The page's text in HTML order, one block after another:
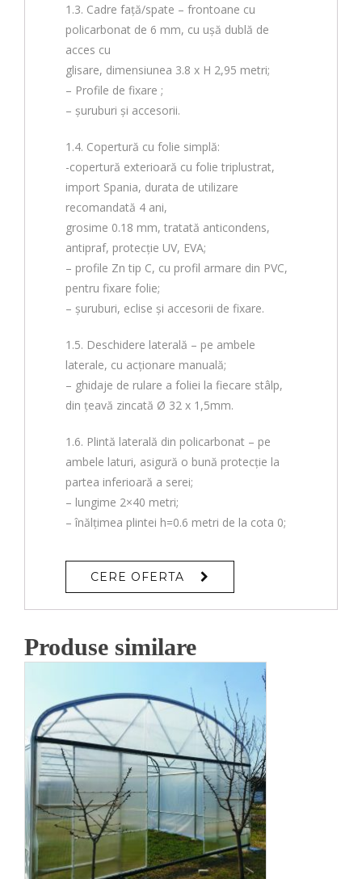
1.3. Cadre faţă/spate – frontoane cu
policarbonat de 6 mm, cu ușă dublă de
acces cu
glisare, dimensiunea 3.8 x H 2,95 metri;
– Profile de fixare ;
– șuruburi și accesorii.
1.4. Copertură cu folie simplă:
-copertură exterioară cu folie triplustrat,
import Spania, durata de utilizare
recomandată 4 ani,
grosime 0.18 mm, tratată anticondens,
antipraf, protecție UV, EVA;
– profile Zn tip C, cu profil armare din PVC,
pentru fixare folie;
– șuruburi, eclise și accesorii de fixare.
1.5. Deschidere laterală – pe ambele
laterale, cu acționare manuală;
– ghidaje de rulare a foliei la fiecare stâlp,
din țeavă zincată Ø 32 x 1,5mm.
1.6. Plintă laterală din policarbonat – pe
ambele laturi, asigură o bună protecție la
partea inferioară a serei;
– lungime 2×40 metri;
– înălțimea plintei h=0.6 metri de la cota 0;
CERE OFERTA
Produse similare